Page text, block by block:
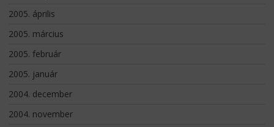
2005. április
2005. március
2005. február
2005. január
2004. december
2004. november